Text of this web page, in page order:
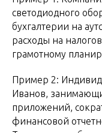
светодиодного
бухгалтерии на
расходы на
грамотному
Пример 2:
Иванов,
приложений,
финансовой